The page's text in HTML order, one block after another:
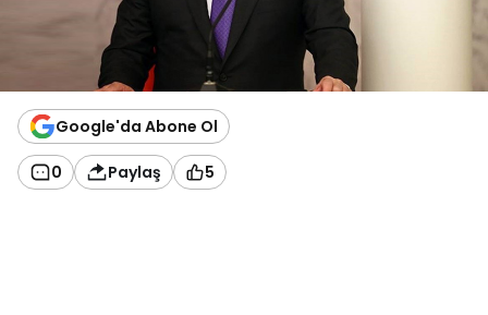
Google'da Abone Ol
0 Paylaş 5